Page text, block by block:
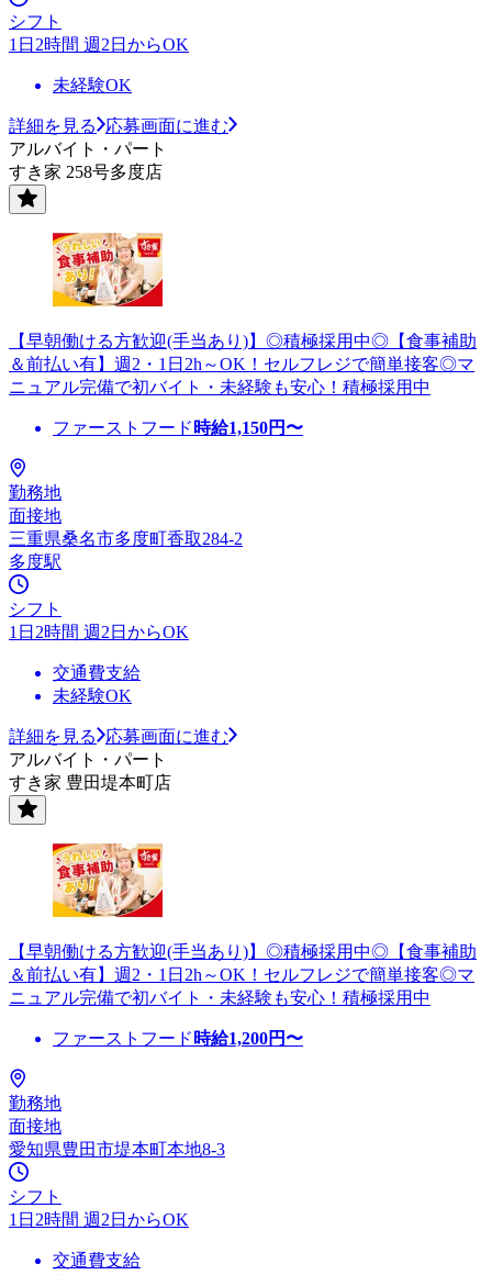
シフト
1日2時間 週2日からOK
未経験OK
詳細を見る
応募画面に進む
アルバイト・パート
すき家 258号多度店
【早朝働ける方歓迎(手当あり)】◎積極採用中◎【食事補助
＆前払い有】週2・1日2h～OK！セルフレジで簡単接客◎マ
ニュアル完備で初バイト・未経験も安心！積極採用中
ファーストフード 時給1,150円〜
勤務地
面接地
三重県桑名市多度町香取284-2
多度駅
シフト
1日2時間 週2日からOK
交通費支給
未経験OK
詳細を見る
応募画面に進む
アルバイト・パート
すき家 豊田堤本町店
【早朝働ける方歓迎(手当あり)】◎積極採用中◎【食事補助
＆前払い有】週2・1日2h～OK！セルフレジで簡単接客◎マ
ニュアル完備で初バイト・未経験も安心！積極採用中
ファーストフード 時給1,200円〜
勤務地
面接地
愛知県豊田市堤本町本地8-3
シフト
1日2時間 週2日からOK
交通費支給